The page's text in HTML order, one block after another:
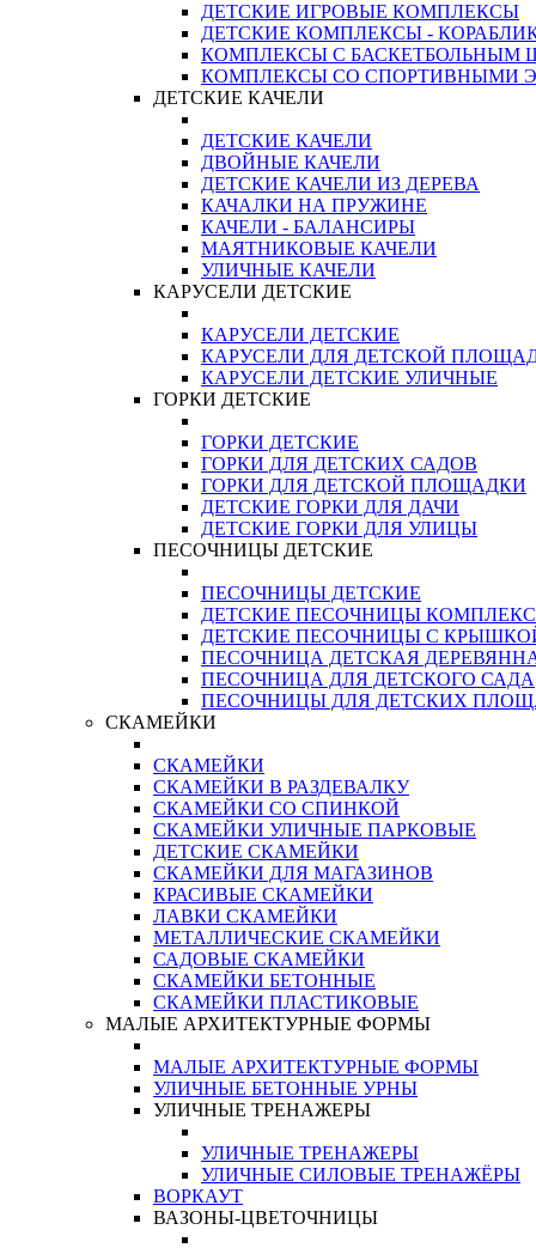
ДЕТСКИЕ ИГРОВЫЕ КОМПЛЕКСЫ
ДЕТСКИЕ КОМПЛЕКСЫ -
КОМПЛЕКСЫ С БАСКЕТБОЛЬНЫМ
КОМПЛЕКСЫ СО СПОРТИВНЫМИ
ДЕТСКИЕ КАЧЕЛИ
ДЕТСКИЕ КАЧЕЛИ
ДВОЙНЫЕ КАЧЕЛИ
ДЕТСКИЕ КАЧЕЛИ ИЗ ДЕРЕВА
КАЧАЛКИ НА ПРУЖИНЕ
КАЧЕЛИ - БАЛАНСИРЫ
МАЯТНИКОВЫЕ КАЧЕЛИ
УЛИЧНЫЕ КАЧЕЛИ
КАРУСЕЛИ ДЕТСКИЕ
КАРУСЕЛИ ДЕТСКИЕ
КАРУСЕЛИ ДЛЯ ДЕТСКОЙ
КАРУСЕЛИ ДЕТСКИЕ УЛИЧНЫЕ
ГОРКИ ДЕТСКИЕ
ГОРКИ ДЕТСКИЕ
ГОРКИ ДЛЯ ДЕТСКИХ САДОВ
ГОРКИ ДЛЯ ДЕТСКОЙ ПЛОЩАДКИ
ДЕТСКИЕ ГОРКИ ДЛЯ ДАЧИ
ДЕТСКИЕ ГОРКИ ДЛЯ УЛИЦЫ
ПЕСОЧНИЦЫ ДЕТСКИЕ
ПЕСОЧНИЦЫ ДЕТСКИЕ
ДЕТСКИЕ ПЕСОЧНИЦЫ
ДЕТСКИЕ ПЕСОЧНИЦЫ С
ПЕСОЧНИЦА ДЕТСКАЯ
ПЕСОЧНИЦА ДЛЯ ДЕТСКОГО САДА
ПЕСОЧНИЦЫ ДЛЯ ДЕТСКИХ
СКАМЕЙКИ
СКАМЕЙКИ
СКАМЕЙКИ В РАЗДЕВАЛКУ
СКАМЕЙКИ СО СПИНКОЙ
СКАМЕЙКИ УЛИЧНЫЕ ПАРКОВЫЕ
ДЕТСКИЕ СКАМЕЙКИ
СКАМЕЙКИ ДЛЯ МАГАЗИНОВ
КРАСИВЫЕ СКАМЕЙКИ
ЛАВКИ СКАМЕЙКИ
МЕТАЛЛИЧЕСКИЕ СКАМЕЙКИ
САДОВЫЕ СКАМЕЙКИ
СКАМЕЙКИ БЕТОННЫЕ
СКАМЕЙКИ ПЛАСТИКОВЫЕ
МАЛЫЕ АРХИТЕКТУРНЫЕ ФОРМЫ
МАЛЫЕ АРХИТЕКТУРНЫЕ ФОРМЫ
УЛИЧНЫЕ БЕТОННЫЕ УРНЫ
УЛИЧНЫЕ ТРЕНАЖЕРЫ
УЛИЧНЫЕ ТРЕНАЖЕРЫ
УЛИЧНЫЕ СИЛОВЫЕ ТРЕНАЖЁРЫ
ВОРКАУТ
ВАЗОНЫ-ЦВЕТОЧНИЦЫ